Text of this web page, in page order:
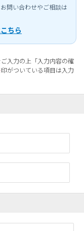
問い合わせやご相談は
ちら
入力の上「入力内容の確
印がついている項目は入力